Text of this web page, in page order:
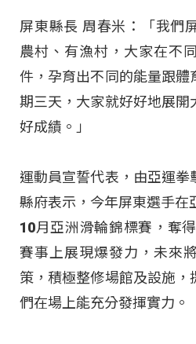
屏東縣長 周春米：「我們
農村、有漁村，大家在不
件，孕育出不同的能量跟體
期三天，大家就好好地展開
好成績。」
運動員宣誓代表，由亞運拳
縣府表示，今年屏東選手在
10月亞洲滑輪錦標賽，奪
賽事上展現爆發力，未來
策，積極整修場館及設施
們在場上能充分發揮實力。